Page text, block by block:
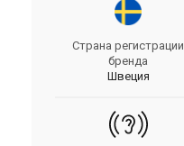
Страна регистрации
бренда
Швеция